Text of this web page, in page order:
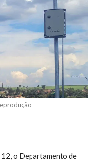
o Departamento de